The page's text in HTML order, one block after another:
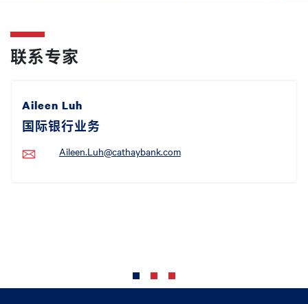
联系专家
Aileen Luh
国际银行业务
Aileen.Luh@cathaybank.com